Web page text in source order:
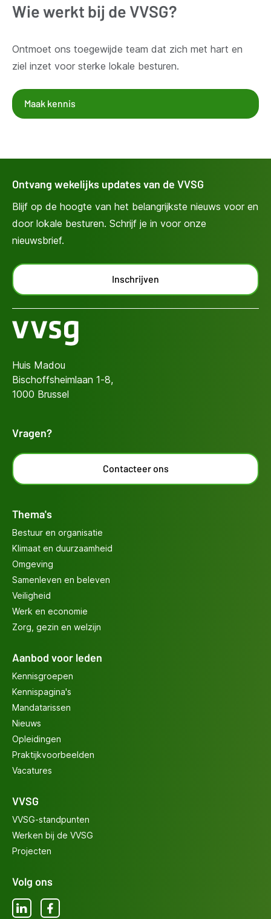
Wie werkt bij de VVSG?
Ontmoet ons toegewijde team dat zich met hart en
ziel inzet voor sterke lokale besturen.
Maak kennis
Ontvang wekelijks updates van de VVSG
Blijf op de hoogte van het belangrijkste nieuws voor en
door lokale besturen. Schrijf je in voor onze
nieuwsbrief.
Inschrijven
Huis Madou
Bischoffsheimlaan 1-8,
1000 Brussel
Vragen?
Contacteer ons
Thema's
Bestuur en organisatie
Klimaat en duurzaamheid
Omgeving
Samenleven en beleven
Veiligheid
Werk en economie
Zorg, gezin en welzijn
Aanbod voor leden
Kennisgroepen
Kennispagina's
Mandatarissen
Nieuws
Opleidingen
Praktijkvoorbeelden
Vacatures
VVSG
VVSG-standpunten
Werken bij de VVSG
Projecten
Volg ons
LinkedInFacebook